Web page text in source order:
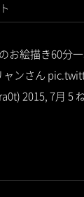
お絵描き60分
ャンさん
2015, 7月 5